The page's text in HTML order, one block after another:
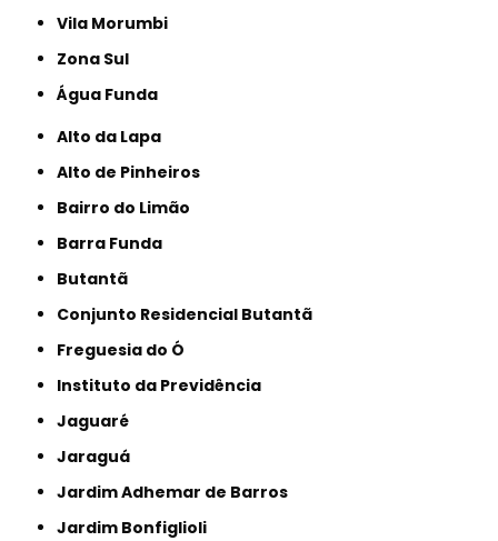
Vila Morumbi
Zona Sul
Água Funda
Alto da Lapa
Alto de Pinheiros
Bairro do Limão
Barra Funda
Butantã
Conjunto Residencial Butantã
Freguesia do Ó
Instituto da Previdência
Jaguaré
Jaraguá
Jardim Adhemar de Barros
Jardim Bonfiglioli